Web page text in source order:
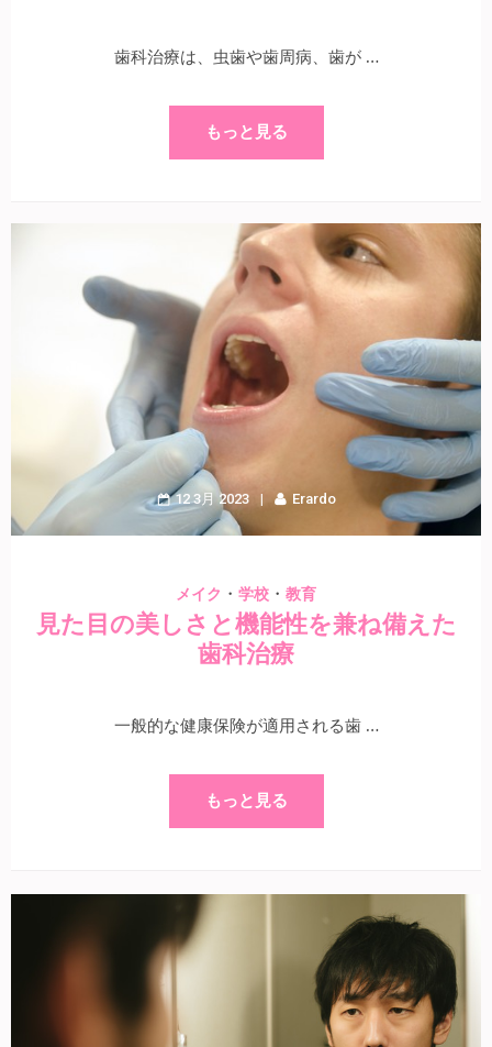
歯科治療は、虫歯や歯周病、歯が …
もっと見る
12 3月 2023 Erardo
メイク ・ 学校 ・ 教育
見た目の美しさと機能性を兼ね備えた
歯科治療
一般的な健康保険が適用される歯 …
もっと見る